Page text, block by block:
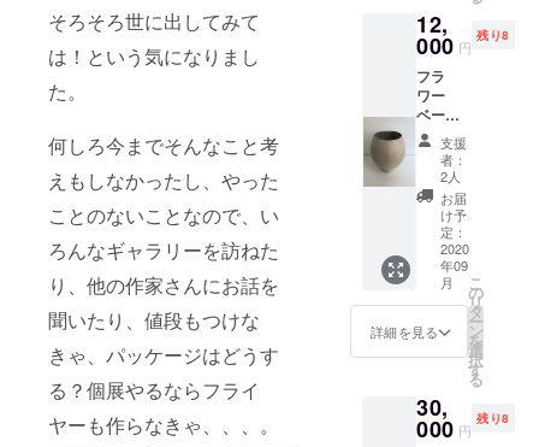
そろそろ世に出してみて
は！という気になりまし
た。
何しろ今までそんなこと考
えもしなかったし、やった
ことのないことなので、い
ろんなギャラリーを訪ねた
り、他の作家さんにお話を
聞いたり、値段もつけな
きゃ、パッケージはどうす
る？個展やるならフライ
ヤーも作らなきゃ、、、。
12,
000 円
残り8
フラ
ワー
ベー
ス 3つ
の中か
ら 形
を選ん
でくだ
さい 防
水では
ありま
せん。
中に瓶
を入れ
てお使
いくだ
支援
者：
2人
お届
け予
定：
2020
年09
月
詳細を見る
こ
の
リ
タ
ー
ン
を
選
択
す
る
30,
000 円
残り8